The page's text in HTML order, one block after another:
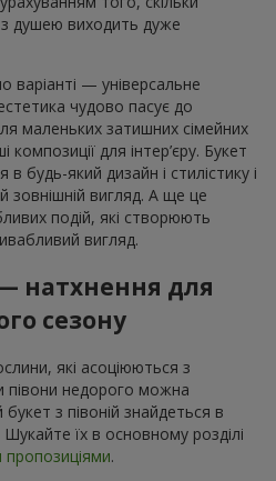
душею виходить дуже
варіанті — універсальне
чудово пасує до
маленьких затишних сімейних
композиції для інтер’єру. Букет
в будь-який дизайн і стилістику і
зовнішній вигляд. А ще це
подій, які створюють
вигляд.
натхнення для
сезону
які асоціюються з
півони недорого можна
з півоній знайдеться в
їх в основному розділі
пропозиціями.